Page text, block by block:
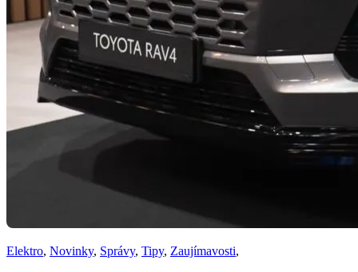
Elektro, Novinky, Správy, Tipy, Zaujímavosti,